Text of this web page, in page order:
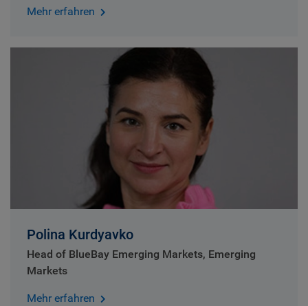
Mehr erfahren
Polina Kurdyavko
Head of BlueBay Emerging Markets, Emerging
Markets
Mehr erfahren